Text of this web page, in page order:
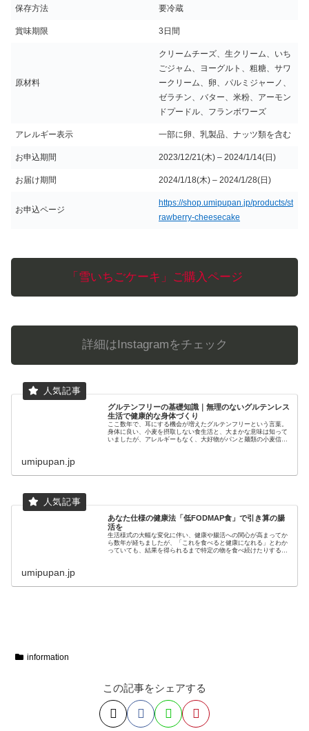
保存方法 要冷蔵
賞味期限 3日間
原材料
クリームチーズ、生クリーム、いち
ごジャム、ヨーグルト、粗糖、サワ
ークリーム、卵、パルミジャーノ、
ゼラチン、バター、米粉、アーモン
ドプードル、フランボワーズ
アレルギー表示 一部に卵、乳製品、ナッツ類を含む
お申込期間 2023/12/21(木) – 2024/1/14(日)
お届け期間 2024/1/18(木) – 2024/1/28(日)
お申込ページ
https://shop.umipupan.jp/products/st
rawberry-cheesecake
「雪いちごケーキ」ご購入ページ
詳細はInstagramをチェック
グルテンフリーの基礎知識｜無理のないグルテンレス
生活で健康的な身体づくり
ここ数年で、耳にする機会が増えたグルテンフリーという言葉。
身体に良い、小麦を摂取しない食生活と、大まかな意味は知って
いましたが、アレルギーもなく、大好物がパンと麺類の小麦信者
umipupan.jp
あなた仕様の健康法「低FODMAP食」で引き算の腸
活を
生活様式の大幅な変化に伴い、健康や腸活への関心が高まってか
ら数年が経ちましたが、「これを食べると健康になれる」とわか
っていても、結果を得られるまで特定の物を食べ続けたりするの
umipupan.jp
information
この記事をシェアする